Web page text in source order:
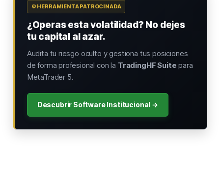
⚙️ HERRAMIENTA PATROCINADA
¿Operas esta volatilidad? No dejes
tu capital al azar.
Audita tu riesgo oculto y gestiona tus posiciones
de forma profesional con la TradingHF Suite para
MetaTrader 5.
Descubrir Software Institucional →